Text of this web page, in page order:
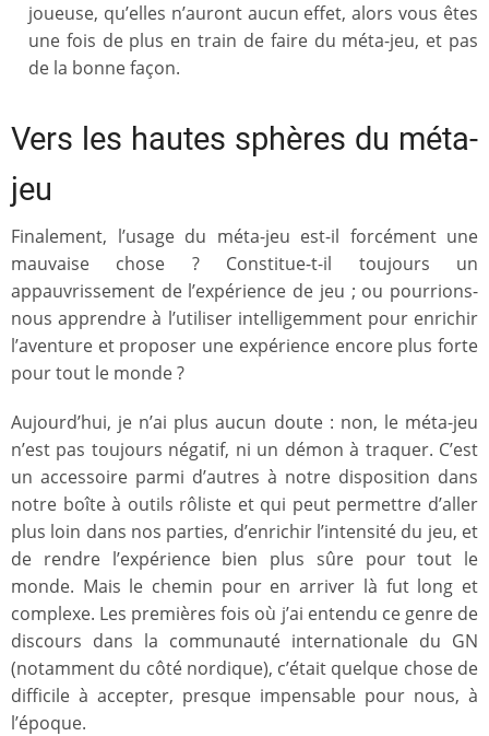
joueuse, qu’elles n’auront aucun effet, alors vous êtes
une fois de plus en train de faire du méta-jeu, et pas
de la bonne façon.
Vers les hautes sphères du méta-
jeu
Finalement, l’usage du méta-jeu est-il forcément une
mauvaise chose ? Constitue-t-il toujours un
appauvrissement de l’expérience de jeu ; ou pourrions-
nous apprendre à l’utiliser intelligemment pour enrichir
l’aventure et proposer une expérience encore plus forte
pour tout le monde ?
Aujourd’hui, je n’ai plus aucun doute : non, le méta-jeu
n’est pas toujours négatif, ni un démon à traquer. C’est
un accessoire parmi d’autres à notre disposition dans
notre boîte à outils rôliste et qui peut permettre d’aller
plus loin dans nos parties, d’enrichir l’intensité du jeu, et
de rendre l’expérience bien plus sûre pour tout le
monde. Mais le chemin pour en arriver là fut long et
complexe. Les premières fois où j’ai entendu ce genre de
discours dans la communauté internationale du GN
(notamment du côté nordique), c’était quelque chose de
difficile à accepter, presque impensable pour nous, à
l’époque.